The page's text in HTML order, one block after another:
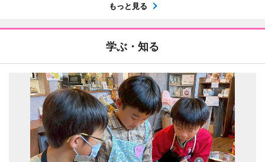
もっと見る
学ぶ・知る